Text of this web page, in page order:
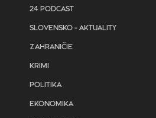
24 PODCAST
SLOVENSKO - AKTUALITY
ZAHRANIČIE
KRIMI
POLITIKA
EKONOMIKA